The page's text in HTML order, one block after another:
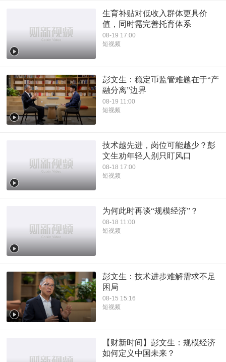
生育补贴对低收入群体更具价
值，同时需完善托育体系
08-19 17:00
短视频
彭文生：稳定币监管难题在于“产
融分离”边界
08-19 11:00
短视频
技术越先进，岗位可能越少？彭
文生劝年轻人别只盯风口
08-18 17:00
短视频
为何此时再谈“规模经济”？
08-18 11:00
短视频
彭文生：技术进步难解需求不足
困局
08-15 15:16
短视频
【财新时间】彭文生：规模经济
如何定义中国未来？